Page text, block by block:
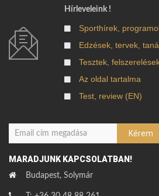
Hírleveleink !
Sporthírek,
Edzések, tervek,
Tesztek,
Az oldal tartalma
Test, review (EN)
MARADJUNK KAPCSOLATBAN!
Budapest, Solymár